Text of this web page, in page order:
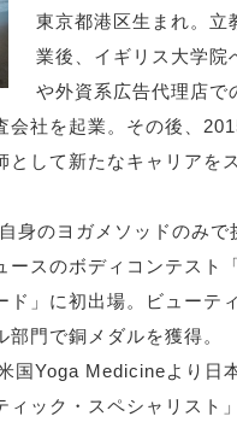
東京都港区生まれ。立
業後、イギリス大学院
や外資系広告代理店で
会社を起業。その後、
として新たなキャリアを
身のヨガメソッドのみで
ースのボディコンテスト
ド」に初出場。ビューテ
部門で銅メダルを獲得。
国Yoga Medicineより日
ィック・スペシャリスト